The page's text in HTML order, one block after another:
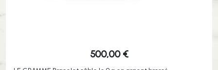
500,00 €